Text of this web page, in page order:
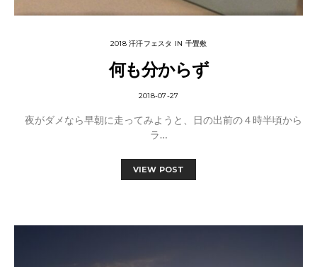
2018 汗汗フェスタ IN 千畳敷
何も分からず
2018-07-27
夜がダメなら早朝に走ってみようと、日の出前の４時半頃から
ラ…
VIEW POST